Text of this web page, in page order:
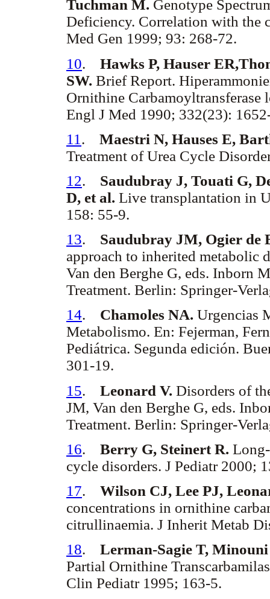
Tuchman M. Genotype
Deficiency. Correlation with the
Med Gen 1999; 93: 268-72.
10. Hawks P, Hauser
SW. Brief Report.
Ornithine Carbamoyltransferase
Engl J Med 1990; 332(23):
11 . Maestri N, Hauses E,
Treatment of Urea Cycle
12. Saudubray J, Touati G,
D, et al. Live transplantation in
158: 55-9.
13. Saudubray JM, Ogier
approach to inherited metabolic
Van den Berghe G, eds. Inborn
Treatment. Berlin: Springer-
14. Chamoles NA. Urgencias
Metabolismo. En: Fejerman,
Pediátrica. Segunda edición.
301-19.
15. Leonard V. Disorders of
JM, Van den Berghe G, eds.
Treatment. Berlin: Springer-
16. Berry G, Steinert R.
cycle disorders. J Pediatr 2000;
17. Wilson CJ, Lee PJ,
concentrations in ornithine
citrullinaemia. J Inherit Metab
18. Lerman-Sagie T,
Partial Ornithine
Clin Pediatr 1995; 163-5.